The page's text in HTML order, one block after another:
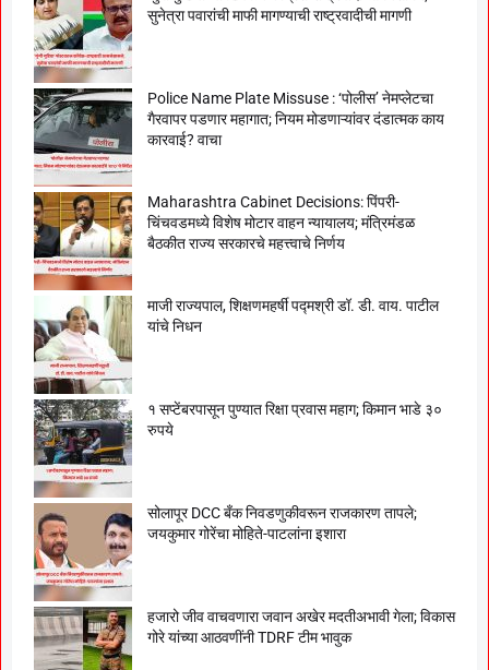
सुनेत्रा पवारांची माफी मागण्याची राष्ट्रवादीची मागणी
Police Name Plate Missuse : ‘पोलीस’ नेमप्लेटचा
गैरवापर पडणार महागात; नियम मोडणाऱ्यांवर दंडात्मक काय
कारवाई? वाचा
Maharashtra Cabinet Decisions: पिंपरी-
चिंचवडमध्ये विशेष मोटार वाहन न्यायालय; मंत्रिमंडळ
बैठकीत राज्य सरकारचे महत्त्वाचे निर्णय
माजी राज्यपाल, शिक्षणमहर्षी पद्मश्री डॉ. डी. वाय. पाटील
यांचे निधन
१ सप्टेंबरपासून पुण्यात रिक्षा प्रवास महाग; किमान भाडे ३०
रुपये
सोलापूर DCC बँक निवडणुकीवरून राजकारण तापले;
जयकुमार गोरेंचा मोहिते-पाटलांना इशारा
हजारो जीव वाचवणारा जवान अखेर मदतीअभावी गेला; विकास
गोरे यांच्या आठवणींनी TDRF टीम भावुक